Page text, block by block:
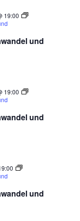
und
19:00
und
19:00
und